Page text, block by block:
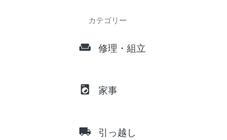
カテゴリー
weekend 修理・組立
local_laundry_service 家事
local_shipping 引っ越し